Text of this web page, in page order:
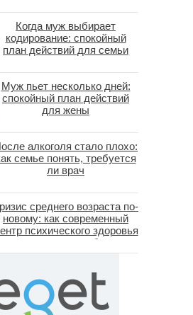
Когда муж выбирает
кодирование: спокойный
план действий для семьи
Муж пьет несколько дней:
спокойный план действий
для жены
алкоголя стало плохо:
семье понять, требуется
ли врач
среднего возраста по-
новому: как современный
психического здоровья
помогает пересобрать
личность без таблеток